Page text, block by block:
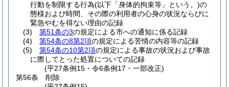
行動を制限する行為(以下「身体的拘束等」という。)の
態様および時間、その際の利用者の心身の状況ならびに
緊急やむを得ない理由の記録
(3)
第51条の3の規定による市への通知に係る記録
(4)
第54条の8第2項の規定による苦情の内容等の記録
(5)
第54条の10第2項の規定による事故の状況および事故
に際してとった処置についての記録
(平27条例15・令6条例17・一部改正)
第56条
削除